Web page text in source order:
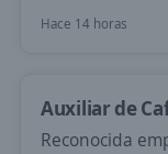
Hace 14 horas
Auxiliar de
Reconocida